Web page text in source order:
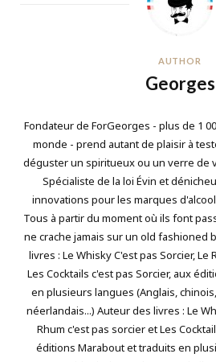
AUTHOR
Georges
Fondateur de ForGeorges - plus de 1
monde - prend autant de plaisir à
déguster un spiritueux ou un verre de
Spécialiste de la loi Évin et
innovations pour les marques
Tous à partir du moment où ils font
ne crache jamais sur un old fashioned
livres : Le Whisky C'est pas Sorcier, Le
Les Cocktails c'est pas Sorcier, aux
en plusieurs langues (Anglais,
néerlandais...) Auteur des livres : Le
Rhum c'est pas sorcier et Les
éditions Marabout et traduits en